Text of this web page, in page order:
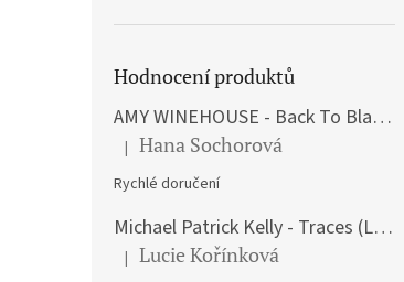
Hodnocení produktů
AMY WINEHOUSE - Back To Black (LP)
Hodnocení produktu je 5 z 5 hvězdiček.
| Hana Sochorová
Rychlé doručení
Michael Patrick Kelly - Traces (Limited Edition) (Premium Box-Set) (LP)
Hodnocení produktu je 5 z 5 hvězdiček.
| Lucie Kořínková